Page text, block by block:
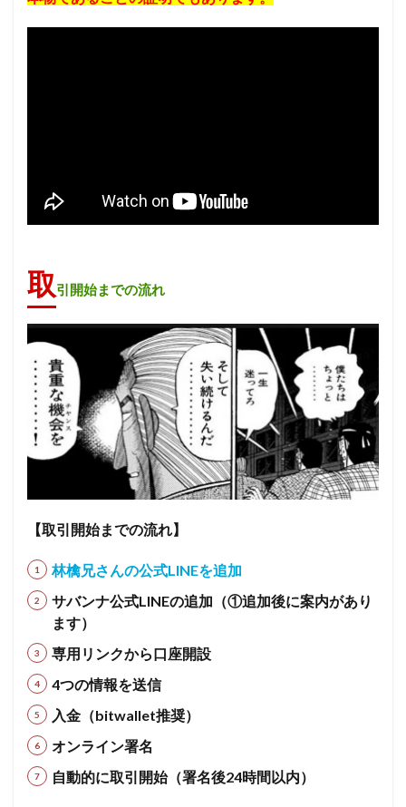
取 引開始までの流れ
【取引開始までの流れ】
林檎兄さんの公式LINEを追加
サバンナ公式LINEの追加（①追加後に案内があり
ます）
専用リンクから口座開設
4つの情報を送信
入金（bitwallet推奨）
オンライン署名
自動的に取引開始（署名後24時間以内）